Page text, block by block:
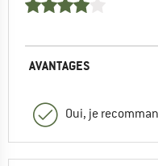
AVANTAGES
Oui, je